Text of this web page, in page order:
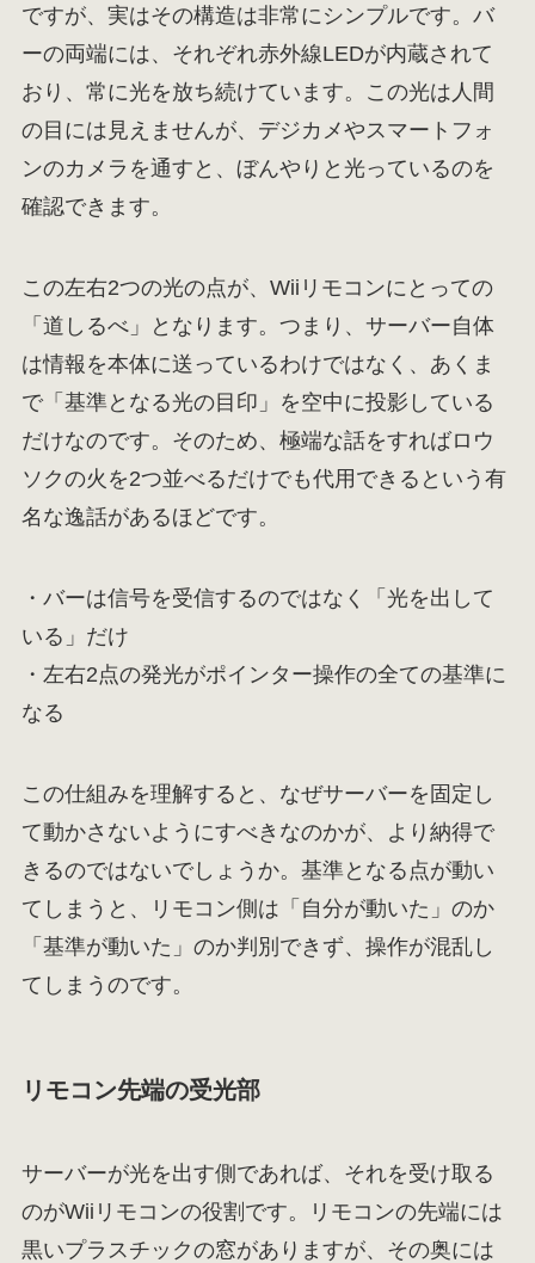
ですが、実はその構造は非常にシンプルです。バ
ーの両端には、それぞれ赤外線LEDが内蔵されて
おり、常に光を放ち続けています。この光は人間
の目には見えませんが、デジカメやスマートフォ
ンのカメラを通すと、ぼんやりと光っているのを
確認できます。
この左右2つの光の点が、Wiiリモコンにとっての
「道しるべ」となります。つまり、サーバー自体
は情報を本体に送っているわけではなく、あくま
で「基準となる光の目印」を空中に投影している
だけなのです。そのため、極端な話をすればロウ
ソクの火を2つ並べるだけでも代用できるという有
名な逸話があるほどです。
・バーは信号を受信するのではなく「光を出して
いる」だけ
・左右2点の発光がポインター操作の全ての基準に
なる
この仕組みを理解すると、なぜサーバーを固定し
て動かさないようにすべきなのかが、より納得で
きるのではないでしょうか。基準となる点が動い
てしまうと、リモコン側は「自分が動いた」のか
「基準が動いた」のか判別できず、操作が混乱し
てしまうのです。
リモコン先端の受光部
サーバーが光を出す側であれば、それを受け取る
のがWiiリモコンの役割です。リモコンの先端には
黒いプラスチックの窓がありますが、その奥には